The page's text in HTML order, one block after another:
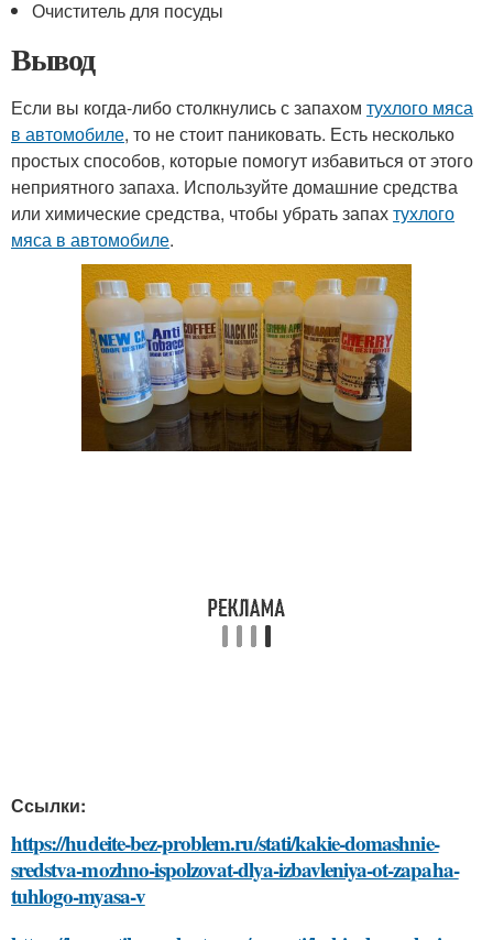
Очиститель для посуды
Вывод
Если вы когда-либо столкнулись с запахом тухлого мяса
в автомобиле, то не стоит паниковать. Есть несколько
простых способов, которые помогут избавиться от этого
неприятного запаха. Используйте домашние средства
или химические средства, чтобы убрать запахтухлого
мяса в автомобиле.
Ссылки:
https://hudeite-bez-problem.ru/stati/kakie-domashnie-
sredstva-mozhno-ispolzovat-dlya-izbavleniya-ot-zapaha-
tuhlogo-myasa-v